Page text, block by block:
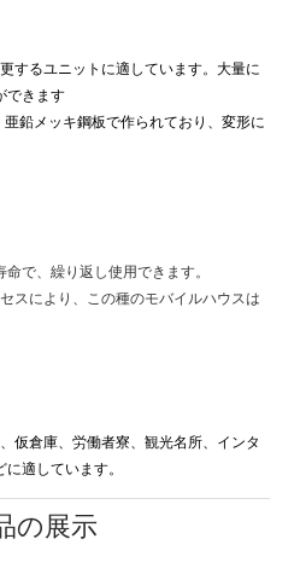
するユニットに適しています。大量に
できます
鉛メッキ鋼板で作られており、変形に
で、繰り返し使用できます。
スにより、この種のモバイルハウスは
仮倉庫、労働者寮、観光名所、インタ
適しています。
の展示